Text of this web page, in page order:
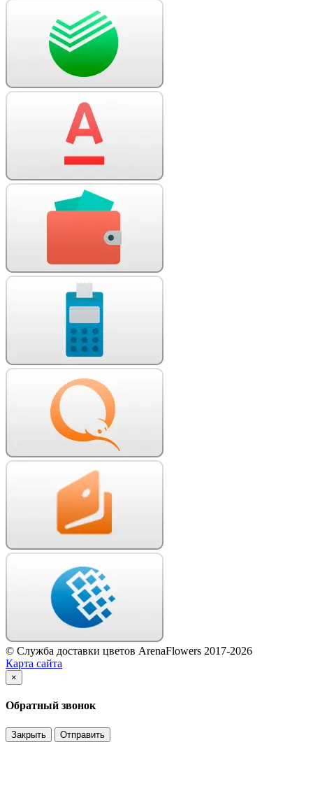
© Служба доставки цветов ArenaFlowers 2017-2026
Карта сайта
×
Обратный звонок
Закрыть Отправить